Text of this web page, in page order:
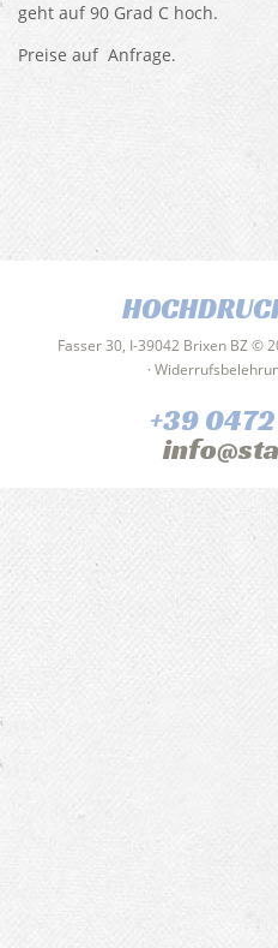
geht auf 90 Grad C hoch.
Preise auf Anfrage.
Fasser 30, I-39042 Brixen BZ ©
·
+39